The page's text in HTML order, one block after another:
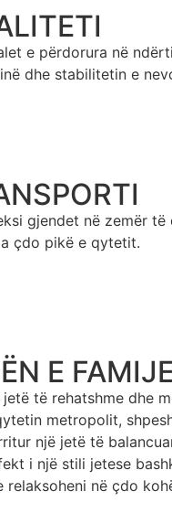
e përdorura në
dhe stabilitetin e
gjendet në zemër
çdo pikë e qytetit.
E
të rehatshme dhe
metropolit,
një jetë të
i një stili jetese
relaksoheni në çdo